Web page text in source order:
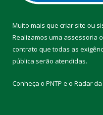
Muito mais que criar site ou
Realizamos uma assessoria
contrato que todas as
pública serão atendidas.
Conheça o PNTP e o Radar